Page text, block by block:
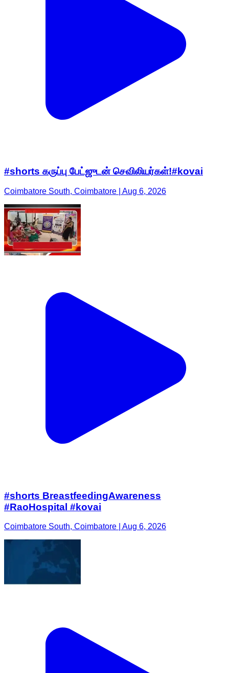
#shorts கருப்பு பேட்ஜுடன் செவிலியர்கள்!#kovai
Coimbatore South, Coimbatore | Aug 6, 2026
#shorts BreastfeedingAwareness
#RaoHospital #kovai
Coimbatore South, Coimbatore | Aug 6, 2026